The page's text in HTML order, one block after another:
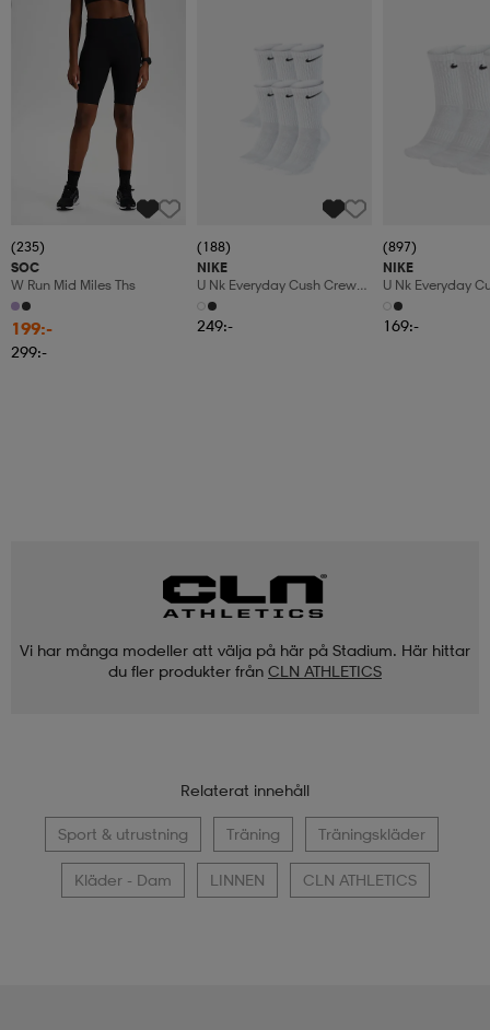
(235)
SOC
W Run Mid Miles Ths
199:-
299:-
(188)
NIKE
U Nk Everyday Cush Crew
6pr-Bd
249:-
(897)
NIKE
U Nk Everyday
3pr
169:-
Vi har många modeller att välja på här på Stadium. Här hittar
du fler produkter från CLN ATHLETICS
Relaterat innehåll
Sport & utrustning Träning Träningskläder
Kläder - Dam LINNEN CLN ATHLETICS